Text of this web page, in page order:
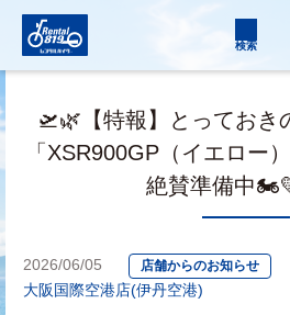
検索
🛫🌿【特報】とっておき
「XSR900GP（イエロー
絶賛準備中
2026/06/05 店舗からのお知らせ
大阪国際空港店(伊丹空港)